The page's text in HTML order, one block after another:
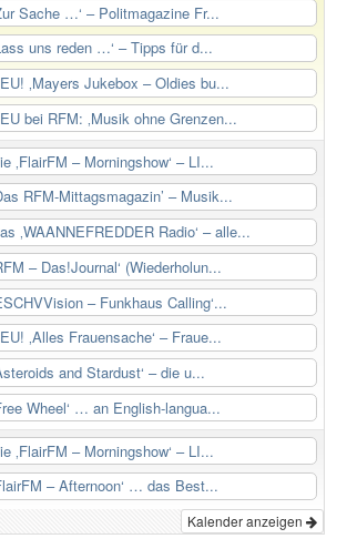
Sache …‘ – Politmagazine Fr...
uns reden …‘ – Tipps für d...
‚Mayers Jukebox – Oldies bu...
bei RFM: ‚Musik ohne Grenzen...
‚FlairFM – Morningshow‘ – LI...
RFM-Mittagsmagazin’ – Musik...
‚WAANNEFREDDER Radio‘ – alle...
– Das!Journal‘ (Wiederholun...
– Funkhaus Calling‘...
‚Alles Frauensache‘ – Fraue...
and Stardust‘ – die u...
Wheel‘ … an English-langua...
‚FlairFM – Morningshow‘ – LI...
– Afternoon‘ … das Best...
Kalender anzeigen